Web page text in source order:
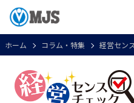
ホーム コラム・特集 経営セン